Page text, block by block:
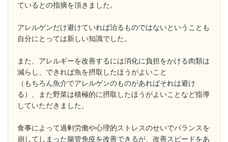
ているとの指摘を頂きました。
アレルゲンだけ避けていれば治るものではないということも
自分にとっては新しい知識でした。
また、アレルギーを改善するには消化に負担をかける肉類は
減らし、できれば魚を摂取したほうがよいこと
（もちろん魚介でアレルゲンのものがあればそれは避け
る）、また野菜は積極的に摂取したほうがよいことなど指導
していただきました。
食事によって過剰労働や心理的ストレスのせいでバランスを
崩してしまった腸管免疫を改善できるが、改善スピードをあ